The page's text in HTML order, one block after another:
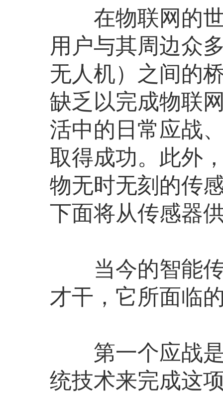
在物联网的世
用户与其周边众
无人机）之间的
缺乏以完成物联
活中的日常应战
取得成功。此外
物无时无刻的传
下面将从传感器
当今的智能传
才干，它所面临
第一个应战是
统技术来完成这